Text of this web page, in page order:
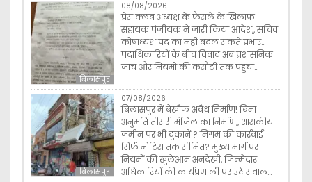
बिलासपुर
08/08/2026
प्रेस क्लब अध्यक्ष के फैसले के खिलाफ
सहायक पंजीयक ने जारी किया आदेश,, सचिव
कोषाध्यक्ष पद का नहीं बदल सकते प्रभार…
पदाधिकारियों के बीच विवाद अब प्रशासनिक
जांच और नियमों की कसौटी तक पहुंचा…
बिलासपुर
07/08/2026
बिलासपुर में बेखौफ अवैध निर्माण! बिना
अनुमति तीसरी मंजिल का निर्माण,, शासकीय
जमीन पर भी दुकानें ? निगम की कार्रवाई
सिर्फ नोटिस तक सीमित? मुख्य मार्ग पर
नियमों की खुलेआम अनदेखी, जिम्मेदार
अधिकारियों की कार्यप्रणाली पर उठे सवाल…